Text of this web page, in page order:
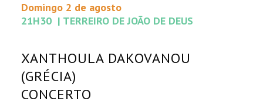
Domingo 2 de agosto
21H30 | TERREIRO DE JOÃO DE DEUS
XANTHOULA DAKOVANOU
(GRÉCIA)
CONCERTO